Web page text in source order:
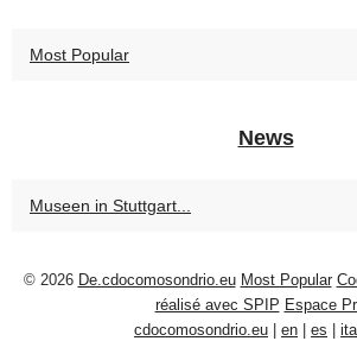
Most Popular
News
Museen in Stuttgart...
© 2026 De.cdocomosondrio.eu Most Popular
réalisé avec SPIP Espace
cdocomosondrio.eu | en | es |